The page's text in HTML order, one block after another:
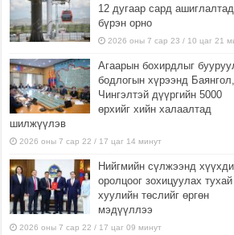
12 дугаар сард ашиглалтад
бүрэн орно
2026 оны 7 сар 23 / 10 цаг 21
Агаарын бохирдлыг
бодлогын хүрээнд Баянгол,
Чингэлтэй дүүргийн 5000
өрхийг хийн халаалтад
шилжүүлэв
2026 оны 7 сар 22 / 17 цаг 14 минут
Нийгмийн сүлжээнд
оролцоог зохицуулах тухай
хуулийн төслийг өргөн
мэдүүллээ
2026 оны 7 сар 22 / 17 цаг 09 минут